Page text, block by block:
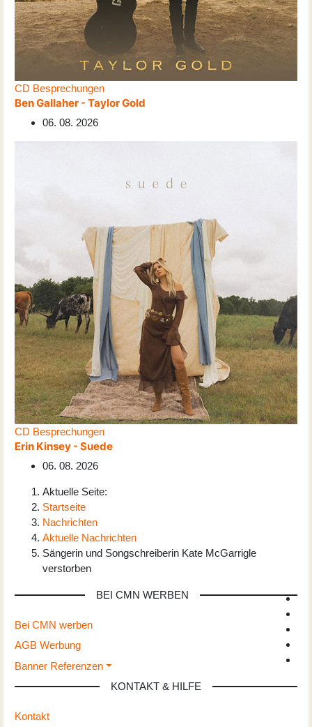
CD Besprechungen
Ben Gallaher - Taylor Gold
06. 08. 2026
CD Besprechungen
Erin Kinsey - Suede
06. 08. 2026
Aktuelle Seite:
Startseite
Nachrichten
Aktuelle Nachrichten
Sängerin und Songschreiberin Kate McGarrigle
verstorben
BEI CMN WERBEN
Bei CMN werben
AGB Werbung
Banner Referenzen
KONTAKT & HILFE
Kontakt